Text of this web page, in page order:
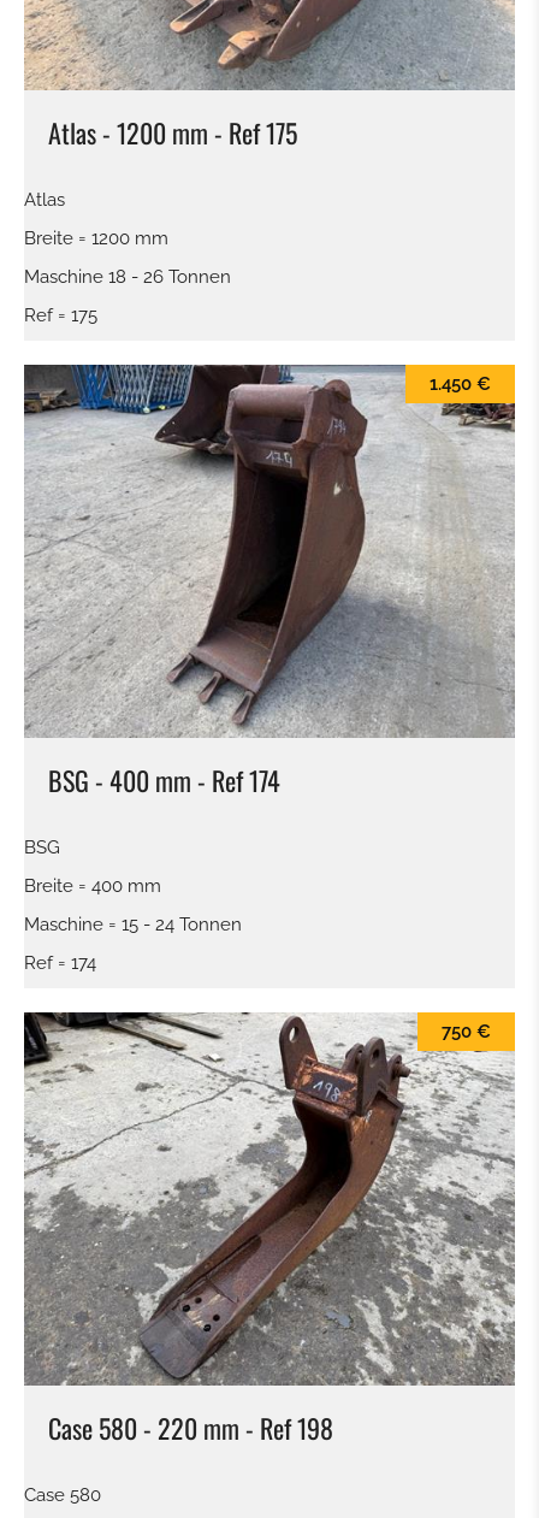
Atlas - 1200 mm - Ref 175
Atlas
Breite = 1200 mm
Maschine 18 - 26 Tonnen
Ref = 175
BSG - 400 mm - Ref 174
1.450 €
BSG
Breite = 400 mm
Maschine = 15 - 24 Tonnen
Ref = 174
Case 580 - 220 mm - Ref 198
750 €
Case 580